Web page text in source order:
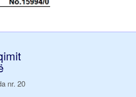
nr. 20